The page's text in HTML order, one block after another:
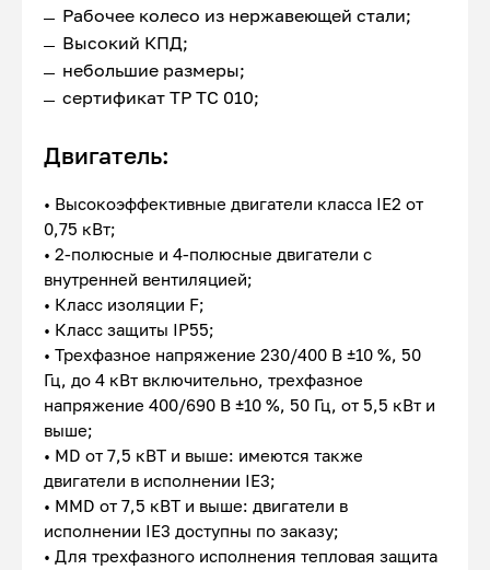
Рабочее колесо из нержавеющей стали;
Высокий КПД;
небольшие размеры;
сертификат ТР ТС 010;
Двигатель:
• Высокоэффективные двигатели класса IE2 от
0,75 кВт;
• 2-полюсные и 4-полюсные двигатели с
внутренней вентиляцией;
• Класс изоляции F;
• Класс защиты IP55;
• Трехфазное напряжение 230/400 В ±10 %, 50
Гц, до 4 кВт включительно, трехфазное
напряжение 400/690 В ±10 %, 50 Гц, от 5,5 кВт и
выше;
• MD от 7,5 кВТ и выше: имеются также
двигатели в исполнении IE3;
• MMD от 7,5 кВТ и выше: двигатели в
исполнении IE3 доступны по заказу;
• Для трехфазного исполнения тепловая защита